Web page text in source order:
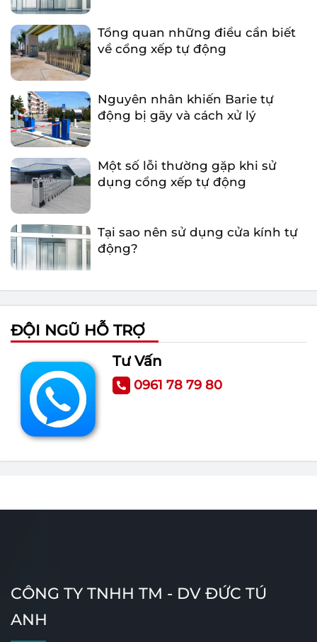
về cổng xếp tự động
động bị gãy và cách xử lý
dụng cổng xếp tự động
động?
về cổng xếp tự động
Nguyên nhân khiến Barie tự
động bị gãy và cách xử lý
ĐỘI NGŨ HỖ TRỢ
Tư Vấn
0961 78 79 80
CÔNG TY TNHH TM - DV ĐỨC TÚ
ANH